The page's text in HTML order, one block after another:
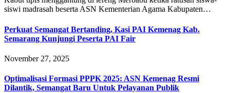
siswi madrasah beserta ASN Kementerian Agama Kabupaten…
Perkuat Semangat Bertanding, Kasi PAI Kemenag Kab.
Semarang Kunjungi Peserta PAI Fair
November 27, 2025
Optimalisasi Formasi PPPK 2025: ASN Kemenag Resmi
Dilantik, Semangat Baru Untuk Pelayanan Publik